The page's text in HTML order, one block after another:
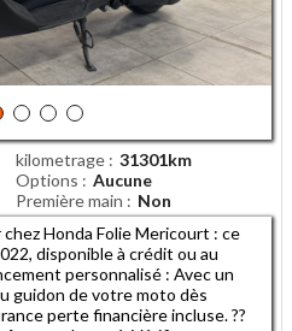
kilometrage
31301km
Options
Aucune
Première main
Non
chez Honda Folie Mericourt : ce
disponible à crédit ou au
personnalisé : Avec un
guidon de votre moto dès
perte financière incluse. ??